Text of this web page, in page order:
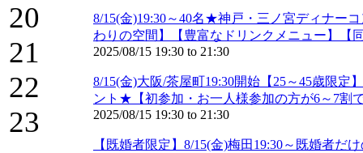
20
21
22
23
8/15(金)19:30～40名★神戸・三ノ宮ディナー
わりの空間】【豊富なドリンクメニュー】【
2025/08/15 19:30 to 21:30
8/15(金)大阪/茶屋町19:30開始【25～45歳限
ント★【初参加・お一人様参加の方が6～7割
2025/08/15 19:30 to 21:30
【既婚者限定】8/15(金)梅田19:30～既婚者